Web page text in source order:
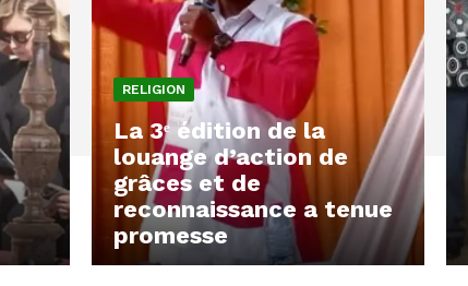
RELIGION
La 3ᵉ édition de la
louange d’action de
grâces et de
reconnaissance a tenue
promesse